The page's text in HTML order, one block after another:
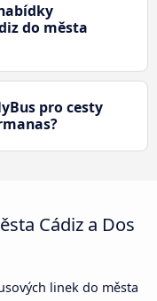
do města
pro cesty
Cádiz a Dos
linek do města